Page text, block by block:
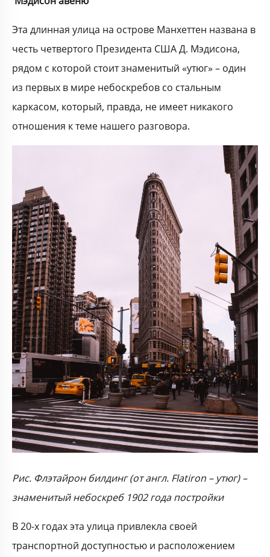
Эта длинная улица на острове Манхеттен названа в
честь четвертого Президента США Д. Мэдисона,
рядом с которой стоит знаменитый «утюг» – один
из первых в мире небоскребов со стальным
каркасом, который, правда, не имеет никакого
отношения к теме нашего разговора.
Рис. Флэтайрон билдинг (от англ. Flatiron – утюг) –
знаменитый небоскреб 1902 года постройки
В 20-х годах эта улица привлекла своей
транспортной доступностью и расположением